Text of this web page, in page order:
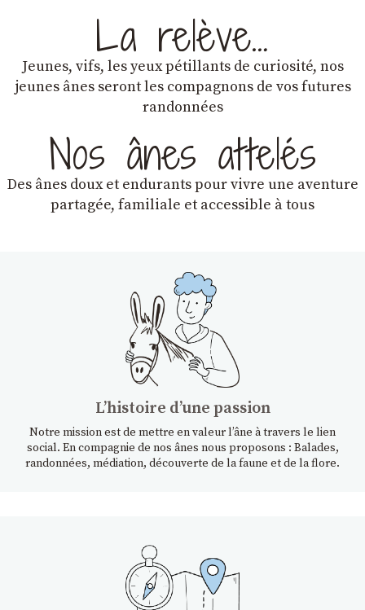
La relève…
Jeunes, vifs, les yeux pétillants de curiosité, nos
jeunes ânes seront les compagnons de vos futures
randonnées
Nos ânes attelés
Des ânes doux et endurantspour vivre une aventure
partagée, familiale et accessible à tous
Lʼhistoire dʼune passion
Notre mission est de mettre en valeur l’âne à travers le lien
social. En compagnie de nos ânes nous proposons : Balades,
randonnées, médiation, découverte de la faune et de la flore.